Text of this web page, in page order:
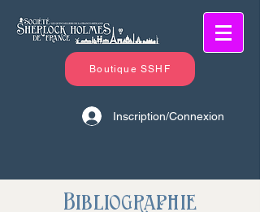
Boutique SSHF
Inscription/Connexion
Bibliographie